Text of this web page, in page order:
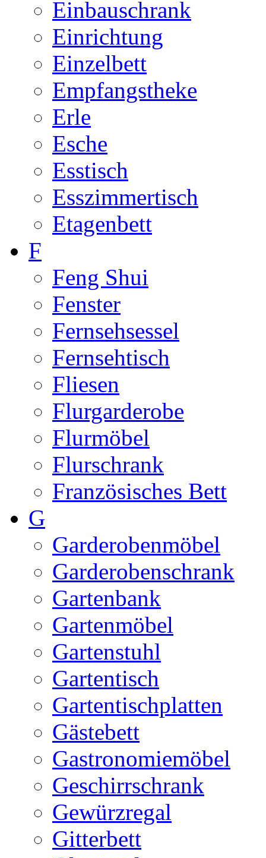
Einbauschrank
Einrichtung
Einzelbett
Empfangstheke
Erle
Esche
Esstisch
Esszimmertisch
Etagenbett
F
Feng Shui
Fenster
Fernsehsessel
Fernsehtisch
Fliesen
Flurgarderobe
Flurmöbel
Flurschrank
Französisches Bett
G
Garderobenmöbel
Garderobenschrank
Gartenbank
Gartenmöbel
Gartenstuhl
Gartentisch
Gartentischplatten
Gästebett
Gastronomiemöbel
Geschirrschrank
Gewürzregal
Gitterbett